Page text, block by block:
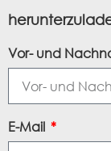
Vor- und
E-Mail